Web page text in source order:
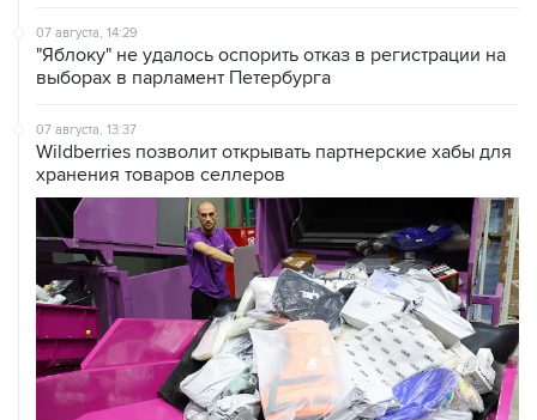
07 августа, 14:29
"Яблоку" не удалось оспорить отказ в регистрации на
выборах в парламент Петербурга
07 августа, 13:37
Wildberries позволит открывать партнерские хабы для
хранения товаров селлеров